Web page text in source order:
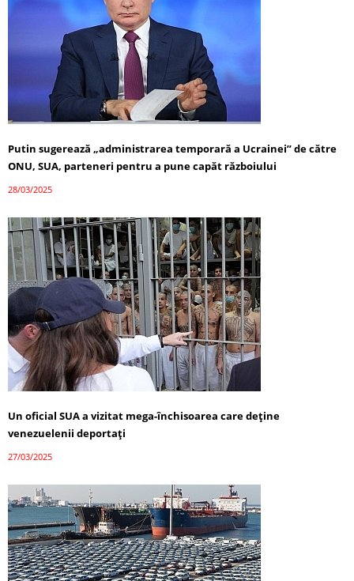
Putin sugerează „administrarea temporară a Ucrainei” de către
ONU, SUA, parteneri pentru a pune capăt războiului
28/03/2025
Un oficial SUA a vizitat mega-închisoarea care deține
venezuelenii deportați
27/03/2025